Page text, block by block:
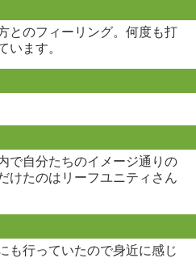
とのフィーリング。何度も打
います。
で自分たちのイメージ通りの
けたのはリーフユニティさん
も行っていたので身近に感じ